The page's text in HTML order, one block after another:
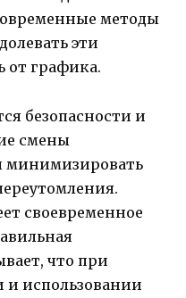
методы
эти
от графика.
безопасности и
смены
минимизировать
своевременное
что при
и использовании